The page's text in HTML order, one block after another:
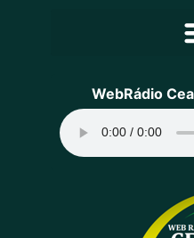
WebRádio